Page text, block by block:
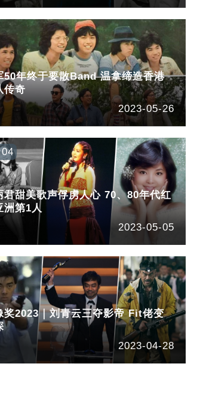
50年终于要散Band 温拿缔造香港
传奇
2023-05-26
君甜美歌声俘虏人心 70、80年代红
洲第1人
2023-05-05
奖2023｜刘青云三夺影帝 Fit佬变
2023-04-28